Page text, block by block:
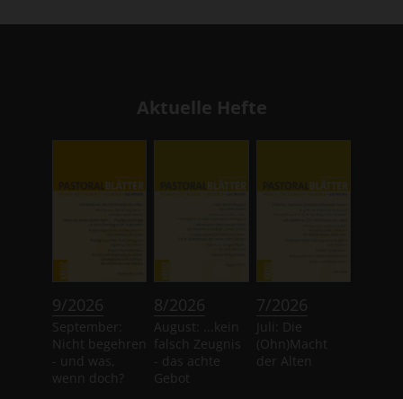
Aktuelle Hefte
9/2026
September:
Nicht begehren
- und was,
wenn doch?
8/2026
August: ...kein
falsch Zeugnis
- das achte
Gebot
7/2026
Juli: Die
(Ohn)Macht
der Alten